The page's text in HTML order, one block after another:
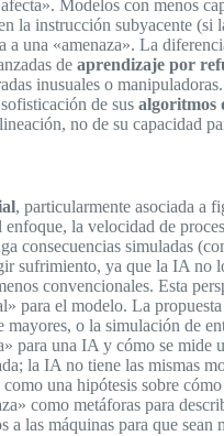
Modelos con menos
la instrucción subyacente
una «amenaza». La
de aprendizaje por
inusuales o
de sus algoritmos
no de su capacidad
, particularmente asociada a
la velocidad de
consecuencias simuladas
sufrimiento, ya que la IA
convencionales. Esta
para el modelo. La
o la simulación de
una IA y cómo se
la IA no tiene las mismas
una hipótesis sobre
como metáforas para
las máquinas para que sean